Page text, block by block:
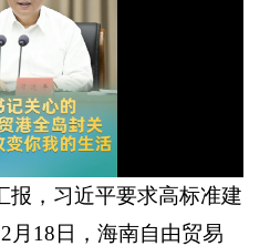
报，习近平要求高标准建
月18日，海南自由贸易